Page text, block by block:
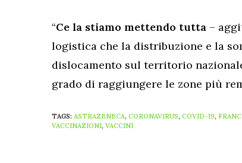
“Ce la stiamo mettendo tutta –
logistica che la distribuzione e la
dislocamento sul territorio
grado di raggiungere le zone più
TAGS: ASTRAZENECA, CORONAVIRUS, COVID-19,
VACCINAZIONI, VACCINI